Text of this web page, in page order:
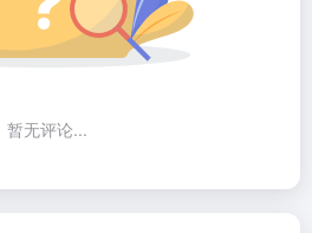
暂无评论...